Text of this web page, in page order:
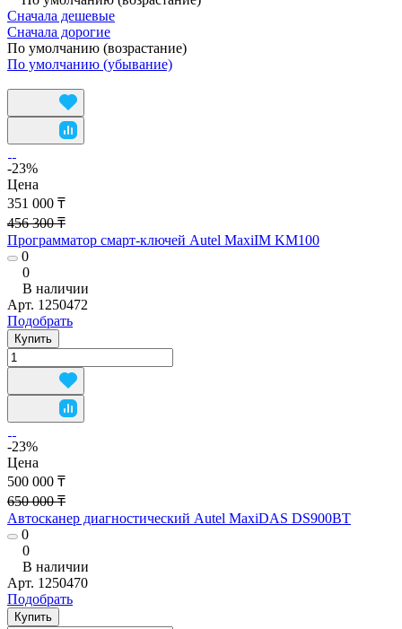
Сначала дешевые
Сначала дорогие
По умолчанию (возрастание)
По умолчанию (убывание)
-23%
Цена
351 000 ₸
456 300 ₸
Программатор смарт-ключей Autel MaxiIM KM100
0
0
В наличии
Арт. 1250472
Подобрать
Купить
-23%
Цена
500 000 ₸
650 000 ₸
Автосканер диагностический Autel MaxiDAS DS900BT
0
0
В наличии
Арт. 1250470
Подобрать
Купить